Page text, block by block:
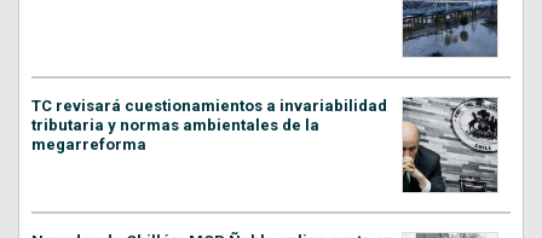
TC revisará cuestionamientos a invariabilidad
tributaria y normas ambientales de la
megarreforma